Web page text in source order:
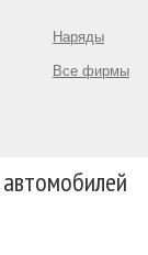
Наряды
Все фирмы